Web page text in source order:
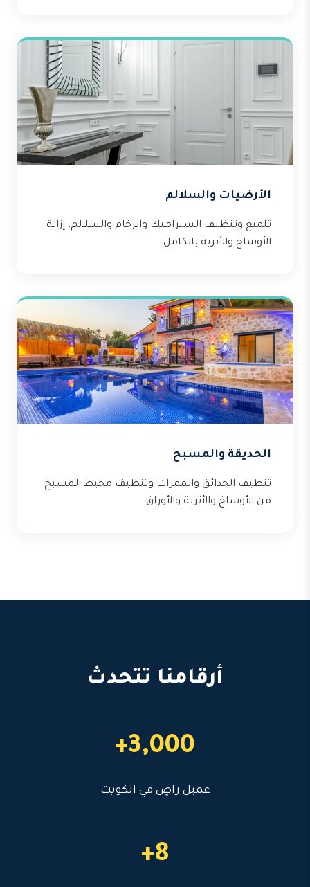
الأرضيات والسلالم
تلميع وتنظيف السيراميك والرخام والسلالم، إزالة
الأوساخ والأتربة بالكامل.
الحديقة والمسبح
تنظيف الحدائق والممرات وتنظيف محيط المسبح
من الأوساخ والأتربة والأوراق.
أرقامنا تتحدث
3,000+
عميل راضٍ في الكويت
8+